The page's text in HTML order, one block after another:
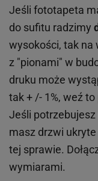
Jeśli fototapeta
do sufitu radzimy
wysokości, tak na
z "pionami" w
druku może
tak + /- 1%, weź
Jeśli potrzebujesz
masz drzwi
tej sprawie.
wymiarami.